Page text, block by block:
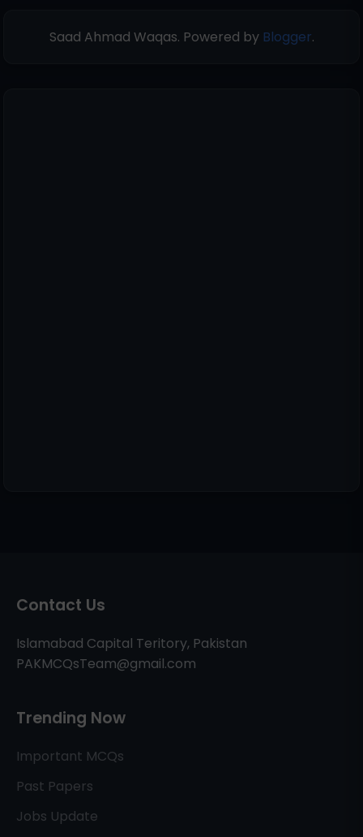
Saad Ahmad Waqas. Powered by Blogger.
Contact Us
Islamabad Capital Teritory, Pakistan
PAKMCQsTeam@gmail.com
Trending Now
Important MCQs
Past Papers
Jobs Update